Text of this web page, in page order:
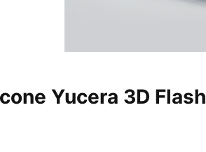
Yucera 3D Flash